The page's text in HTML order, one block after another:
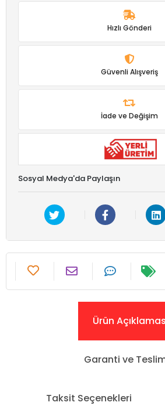
Hızlı Gönderi
Güvenli Alışveriş
İade ve Değişim
Sosyal Medya'da Paylaşın
Ürün
Garanti ve
Taksit Seçenekleri